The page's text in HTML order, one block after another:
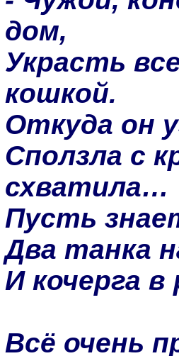
дом,
Украсть
кошкой.
Откуда он
Сползла с
схватила…
Пусть
Два танка
И кочерга в
Всё очень